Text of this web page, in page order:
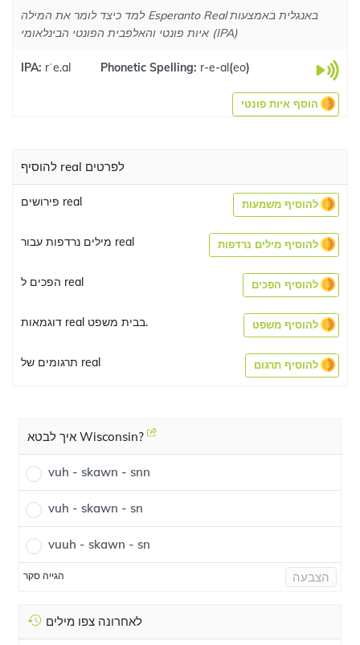
למד כיצד לומר את המילה Esperanto Real באנגלית באמצעות
איות פונטי והאלפבית הפונטי הבינלאומי (IPA)
IPA: rˈe.al Phonetic Spelling: r-e-al(eo)
הוסף איות פונטי
להוסיף real לפרטים
פירושים real להוסיף משמעות
מילים נרדפות עבור real להוסיף מילים נרדפות
הפכים ל real להוסיף הפכים
דוגמאות real בבית משפט. להוסיף משפט
תרגומים של real להוסיף תרגום
איך לבטא Wisconsin?
vuh - skawn - snn
vuh - skawn - sn
vuuh - skawn - sn
הגייה סקר הצבעה
לאחרונה צפו מילים